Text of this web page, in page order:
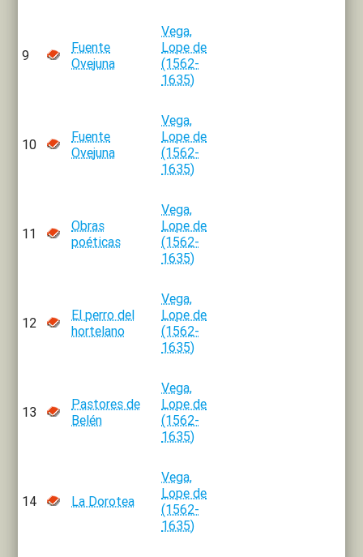
9
Fuente
Ovejuna
Vega,
Lope de
(1562-
1635)
10
Fuente
Ovejuna
Vega,
Lope de
(1562-
1635)
11
Obras
poéticas
Vega,
Lope de
(1562-
1635)
12
El perro del
hortelano
Vega,
Lope de
(1562-
1635)
13
Pastores de
Belén
Vega,
Lope de
(1562-
1635)
14 La Dorotea
Vega,
Lope de
(1562-
1635)